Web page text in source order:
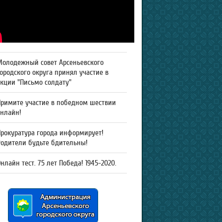
совет Арсеньевского
округа принял участие в
"Письмо солдату"
участие в победном шествии
города информирует!
будьте бдительны!
тест. 75 лет Победа! 1945-2020.